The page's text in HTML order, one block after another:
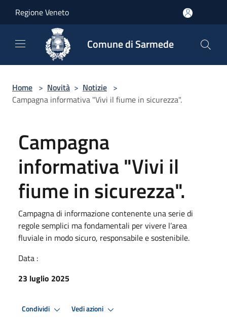
Regione Veneto
Comune di Sarmede
Home > Novità > Notizie >
Campagna informativa "Vivi il fiume in sicurezza".
Campagna
informativa "Vivi il
fiume in sicurezza".
Campagna di informazione contenente una serie di
regole semplici ma fondamentali per vivere l’area
fluviale in modo sicuro, responsabile e sostenibile.
Data :
23 luglio 2025
Condividi Vedi azioni